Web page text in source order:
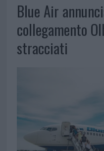
Blue Air
collegamento
stracciati